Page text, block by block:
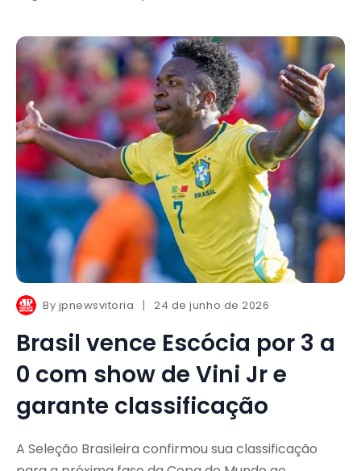
By jpnewsvitoria 24 de junho de 2026
Brasil vence Escócia por 3 a
0 com show de Vini Jr e
garante classificação
A Seleção Brasileira confirmou sua classificação